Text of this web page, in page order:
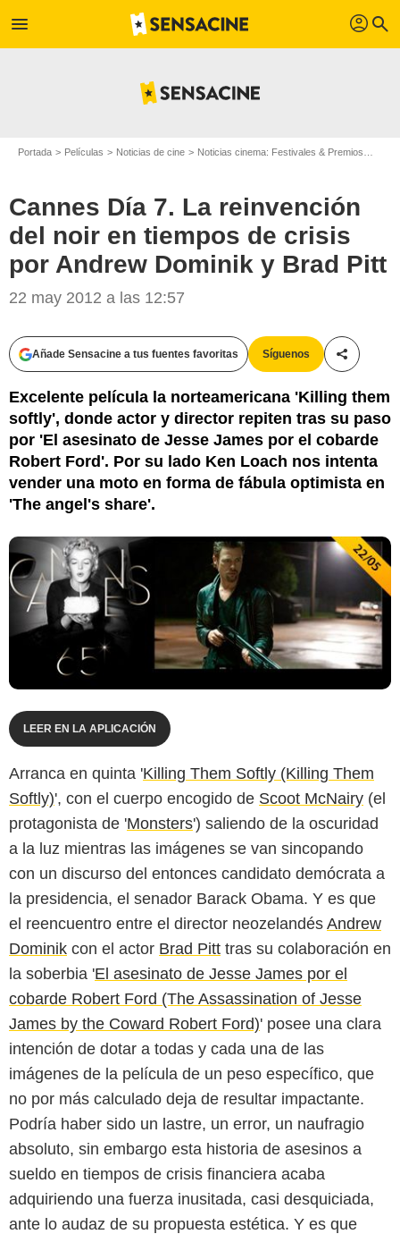
menu profil search
Portada Películas Noticias de cine Noticias cinema: Festivales & Premios
Cannes Día 7. La reinvención
del noir en tiempos de crisis
por Andrew Dominik y Brad Pitt
22 may 2012 a las 12:57
Añade Sensacine a tus fuentes favoritas Síguenos
Excelente película la norteamericana 'Killing them
softly', donde actor y director repiten tras su paso
por 'El asesinato de Jesse James por el cobarde
Robert Ford'. Por su lado Ken Loach nos intenta
vender una moto en forma de fábula optimista en
'The angel's share'.
LEER EN LA APLICACIÓN
Arranca en quinta 'Killing Them Softly (Killing Them
Softly)', con el cuerpo encogido de Scoot McNairy (el
protagonista de 'Monsters') saliendo de la oscuridad
a la luz mientras las imágenes se van sincopando
con un discurso del entonces candidato demócrata a
la presidencia, el senador Barack Obama. Y es que
el reencuentro entre el director neozelandés Andrew
Dominik con el actor Brad Pitt tras su colaboración en
la soberbia 'El asesinato de Jesse James por el
cobarde Robert Ford (The Assassination of Jesse
James by the Coward Robert Ford)' posee una clara
intención de dotar a todas y cada una de las
imágenes de la película de un peso específico, que
no por más calculado deja de resultar impactante.
Podría haber sido un lastre, un error, un naufragio
absoluto, sin embargo esta historia de asesinos a
sueldo en tiempos de crisis financiera acaba
adquiriendo una fuerza inusitada, casi desquiciada,
ante lo audaz de su propuesta estética. Y es que